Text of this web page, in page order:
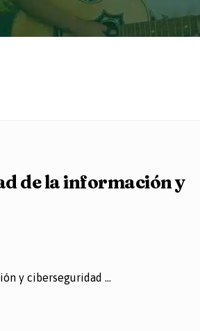
de la información y
y ciberseguridad ...